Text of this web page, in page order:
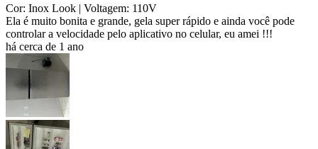
Cor: Inox Look | Voltagem: 110V
Ela é muito bonita e grande, gela super rápido e ainda você pode
controlar a velocidade pelo aplicativo no celular, eu amei !!!
há cerca de 1 ano